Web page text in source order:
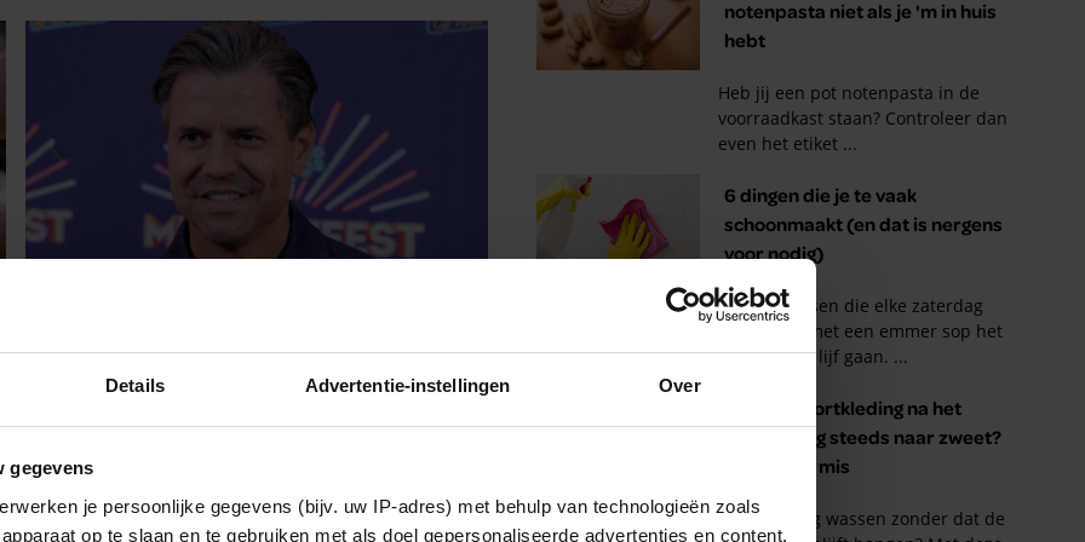
Details Advertentie-instellingen Over
gegevens
je persoonlijke gegevens (bijv. uw IP-adres) met behulp van technologieën zoals
op te slaan en te gebruiken met als doel gepersonaliseerde advertenties en content,
Simon Keizer blikt terug op donkere
uitverkochte concerten, televisieoptredens, een